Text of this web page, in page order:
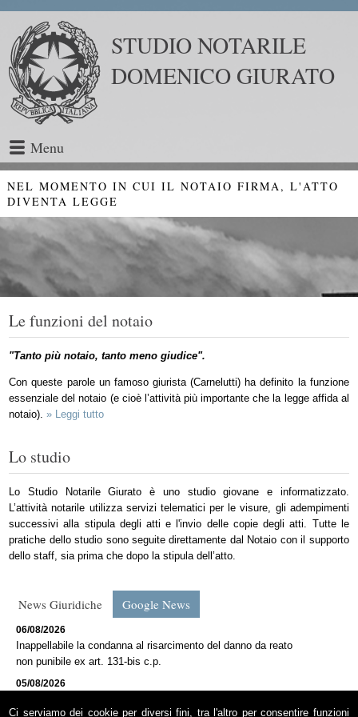
Ci serviamo dei cookie per diversi fini, tra l'altro per consentire funzioni
STUDIO NOTARILE
DOMENICO GIURATO
Menu
NEL MOMENTO IN CUI IL NOTAIO FIRMA, L'ATTO
DIVENTA LEGGE
Le funzioni del notaio
"Tanto più notaio, tanto meno giudice".
Con queste parole un famoso giurista (Carnelutti) ha definito la funzione
essenziale del notaio (e cioè l’attività più importante che la legge affida al
notaio).» Leggi tutto
Lo studio
Lo Studio Notarile Giurato è uno studio giovane e informatizzato.
L’attività notarile utilizza servizi telematici per le visure, gli adempimenti
successivi alla stipula degli atti e l'invio delle copie degli atti. Tutte le
pratiche dello studio sono seguite direttamente dal Notaio con il supporto
dello staff, sia prima che dopo la stipula dell’atto.
News Giuridiche Google News
06/08/2026
Inappellabile la condanna al risarcimento del danno da reato
non punibile ex art. 131-bis c.p.
05/08/2026